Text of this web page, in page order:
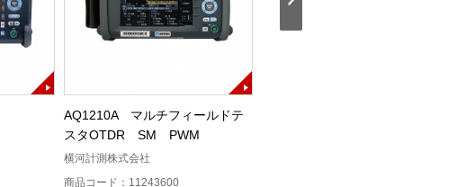
AQ1210A マルチフィールドテ
スタOTDR SM PWM
横河計測株式会社
商品コード：11243600